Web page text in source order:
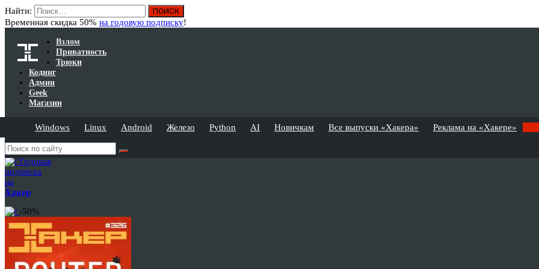
Найти:
Временная скидка 50% на годовую подписку!
Взлом
Приватность
Трюки
Кодинг
Админ
Geek
Магазин
Windows Linux Android Железо Python AI Новичкам Все выпуски «Хакера» Реклама на «Хакере»
Годовая
подписка
на
Хакер
-50%